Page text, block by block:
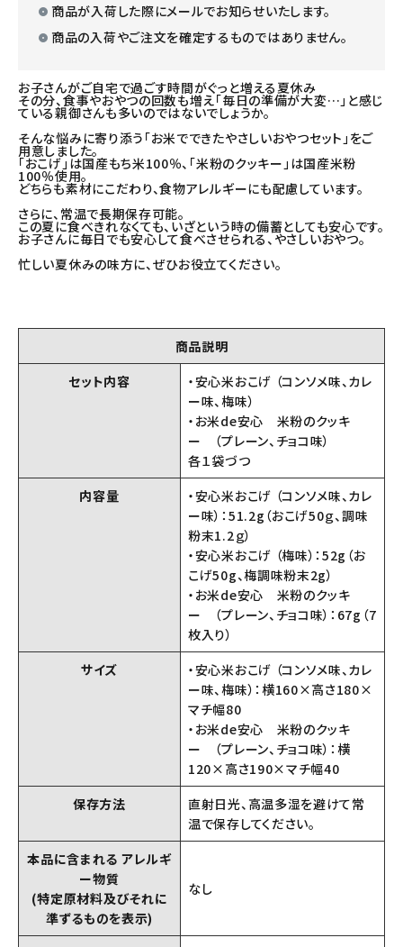
商品が入荷した際にメールでお知らせいたします。
商品の入荷やご注文を確定するものではありません。
お子さんがご自宅で過ごす時間がぐっと増える夏休み
その分、食事やおやつの回数も増え「毎日の準備が大変…」と感じ
ている親御さんも多いのではないでしょうか。
そんな悩みに寄り添う「お米でできたやさしいおやつセット」をご
用意しました。
「おこげ」は国産もち米100％、「米粉のクッキー」は国産米粉
100％使用。
どちらも素材にこだわり、食物アレルギーにも配慮しています。
さらに、常温で長期保存可能。
この夏に食べきれなくても、いざという時の備蓄としても安心です。
お子さんに毎日でも安心して食べさせられる、やさしいおやつ。
忙しい夏休みの味方に、ぜひお役立てください。
商品説明
セット内容
・安心米おこげ （コンソメ味、カレ
ー味、梅味）
・お米de安心 米粉のクッキ
ー （プレーン、チョコ味）
各１袋づつ
内容量
・安心米おこげ （コンソメ味、カレ
ー味）：51.2g（おこげ50ｇ、調味
粉末1.2ｇ）
・安心米おこげ （梅味）：52g（お
こげ50g、梅調味粉末2g）
・お米de安心 米粉のクッキ
ー （プレーン、チョコ味）：67g（7
枚入り）
サイズ
・安心米おこげ （コンソメ味、カレ
ー味、梅味）：横160×高さ180×
マチ幅80
・お米de安心 米粉のクッキ
ー （プレーン、チョコ味）：横
120×高さ190×マチ幅40
保存方法
直射日光、高温多湿を避けて常
温で保存してください。
本品に含まれる アレルギ
ー物質
(特定原材料及びそれに
準ずるものを表示)
なし